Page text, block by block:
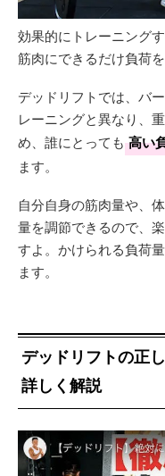
効果的にトレーニング
筋肉にできるだけ負荷
デッドリフトでは、バ
レーニングと異なり、
め、誰にとっても 高い
ます。
自分自身の筋肉量や、
量を調節できるので、
すよ。かけられる負荷
ます。
デッドリフトの正
詳しく解説